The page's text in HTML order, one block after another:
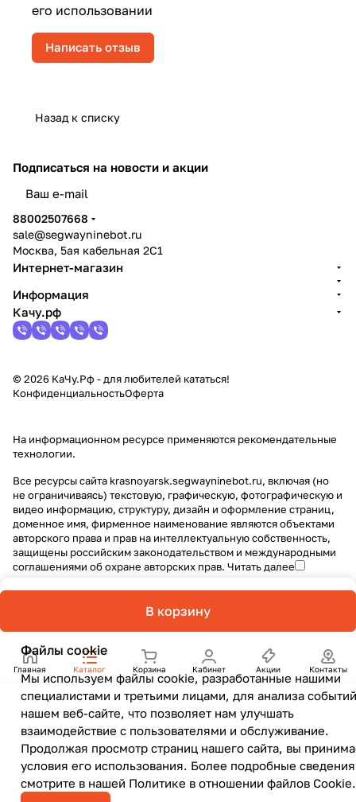
его использовании
Написать отзыв
Назад к списку
В корзину
Главная Каталог Корзина Кабинет Акции Контакты
Файлы cookie
Мы используем файлы cookie, разработанные нашими
специалистами и третьими лицами, для анализа
нашем веб-сайте, что позволяет нам улучшать
взаимодействие с пользователями и обслуживание.
Продолжая просмотр страниц нашего сайта, вы
условия его использования. Более подробные сведения
смотрите в нашей Политике в отношении файлов Cookie.
Подписаться на новости и акции
88002507668
sale@segwayninebot.ru
Москва, 5ая кабельная 2С1
Интернет-магазин
Информация
Качу.рф
© 2026 КаЧу.Рф - для любителей кататься!
КонфиденциальностьОферта
На информационном ресурсе применяются рекомендательные
технологии.
Все ресурсы сайта krasnoyarsk.segwayninebot.ru, включая (но
не ограничиваясь) текстовую, графическую, фотографическую и
видео информацию, структуру, дизайн и оформление страниц,
доменное имя, фирменное наименование являются объектами
авторского права и прав на интеллектуальную собственность,
защищены российским законодательством и международными
соглашениями об охране авторских прав. Читать далее